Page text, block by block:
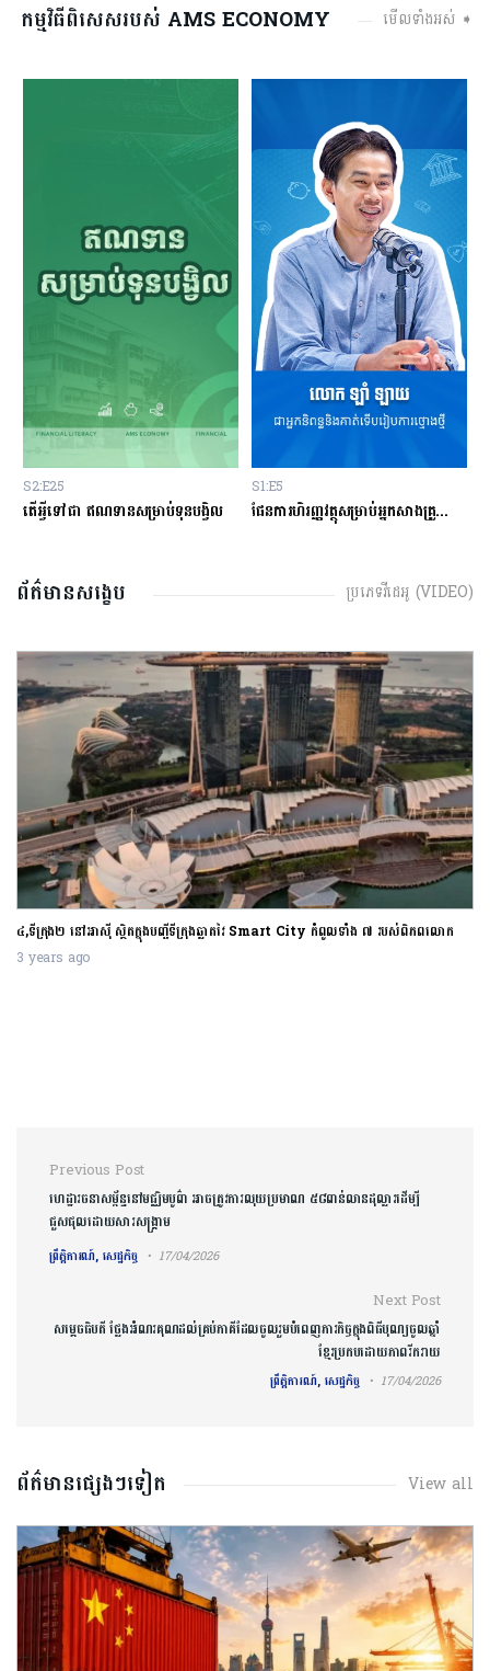
កម្មវិធីពិសេសរបស់ AMS ECONOMY មើលទាំងអស់ ➧
S2:E25
តើអ្វីទៅជា​ ឥណទានសម្រាប់ទុនបង្វិល
S1:E5
ផែនការហិរញ្ញវត្ថុសម្រាប់អ្នកសាងគ្រួសារថ្មីថ្មោង
ព័ត៌មានសង្ខេប ប្រភេទវីដេអូ (VIDEO)
៤,ទីក្រុង២ នៅអាស៊ី ស្ថិតក្នុងបញ្ជីទីក្រុងឆ្លាតវៃ Smart City កំពូលទាំង ៧ របស់ពិភពលោក
3 years ago
Post navigation
Previous Post
ហេដ្ឋារចនាសម្ព័ន្ធនៅមជ្ឈិមបូព៌ា អាចត្រូវការលុយប្រមាណ ៥៨ពាន់លានដុល្លារដើម្បី
ជួសជុលដោយសារសង្គ្រាម
ព្រឹត្តិការណ៍, សេដ្ឋកិច្ច 17/04/2026
Next Post
សម្តេចធិបតី ថ្លែងអំណរគុណដល់គ្រប់ភាគីដែលចូលរួមបំពេញភារកិច្ចក្នុងពិធីបុណ្យចូលឆ្នាំ
ខ្មែរប្រកបដោយភាពរីករាយ
ព្រឹត្តិការណ៍, សេដ្ឋកិច្ច 17/04/2026
ព័ត៌មានផ្សេងៗទៀត View all